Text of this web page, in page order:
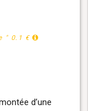
" 0.1 €
d’une